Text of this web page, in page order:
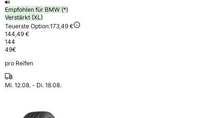
Empfohlen für BMW (*)
Verstärkt (XL)
Teuerste Option:173,49 €
144,49 €
144
49€
pro Reifen
Mi. 12.08. - Di. 18.08.